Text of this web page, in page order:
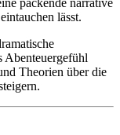
lässt.
Abenteuergefühl
Theorien über die